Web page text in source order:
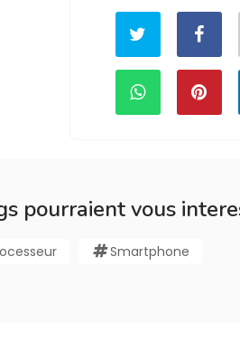
pourraient vous
Smartphone